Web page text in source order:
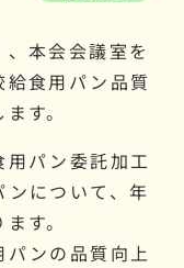
本会会議室を
食用パン品質
す。
パン委託加工
について、年
す。
パンの品質向上